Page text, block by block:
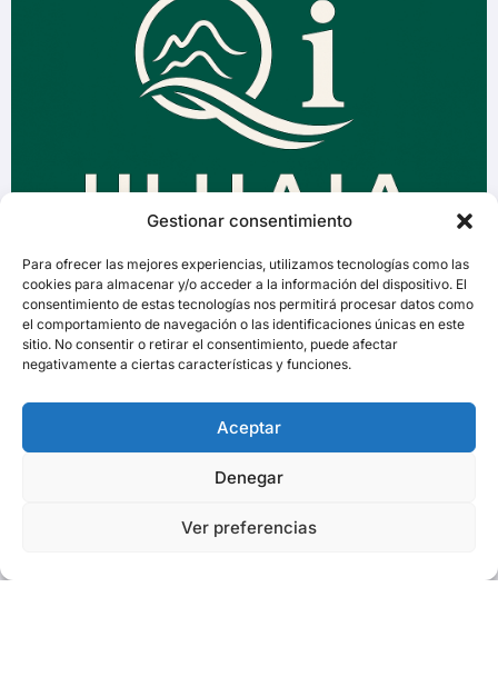
Gestionar consentimiento
Para ofrecer las mejores experiencias, utilizamos tecnologías como las
cookies para almacenar y/o acceder a la información del dispositivo. El
consentimiento de estas tecnologías nos permitirá procesar datos como
el comportamiento de navegación o las identificaciones únicas en este
sitio. No consentir o retirar el consentimiento, puede afectar
negativamente a ciertas características y funciones.
Aceptar
Denegar
Ver preferencias